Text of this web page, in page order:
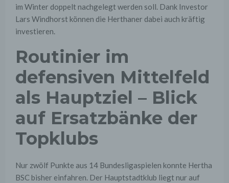
im Winter doppelt nachgelegt werden soll. Dank Investor
Lars Windhorst können die Herthaner dabei auch kräftig
investieren.
Routinier im
defensiven Mittelfeld
als Hauptziel – Blick
auf Ersatzbänke der
Topklubs
Nur zwölf Punkte aus 14 Bundesligaspielen konnte Hertha
BSC bisher einfahren. Der Hauptstadtklub liegt nur auf